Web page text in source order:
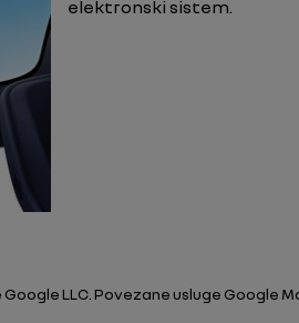
elektronski sistem.
LLC. Povezane usluge Google